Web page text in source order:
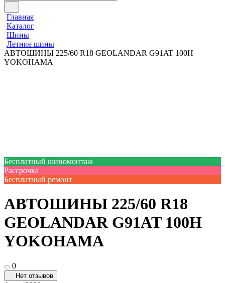
Главная
Каталог
Шины
Летние шины
АВТОШИНЫ 225/60 R18 GEOLANDAR G91AT 100H
YOKOHAMA
Бесплатный шиномонтаж
Рассрочка
Бесплатный ремонт
АВТОШИНЫ 225/60 R18
GEOLANDAR G91AT 100H
YOKOHAMA
0
Нет отзывов